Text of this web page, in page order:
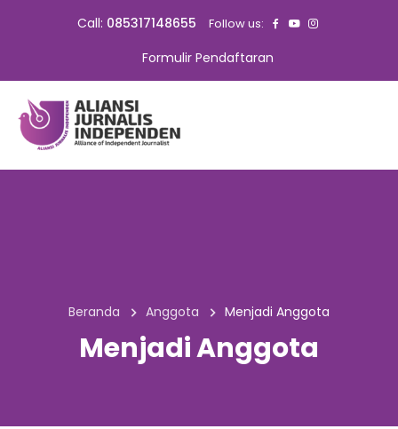
Call: 085317148655 Follow us:
Formulir Pendaftaran
Beranda Anggota Menjadi Anggota
Menjadi Anggota